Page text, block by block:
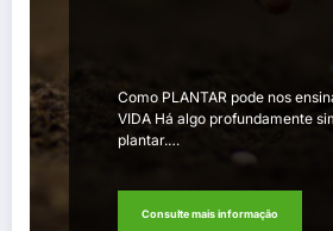
Como PLANTAR pode nos
VIDA Há algo profundamente
plantar.…
Consulte mais informação